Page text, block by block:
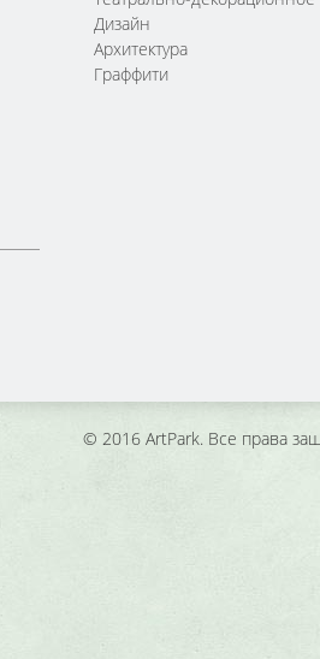
Дизайн
Архитектура
Граффити
© 2016 ArtPark. Все права